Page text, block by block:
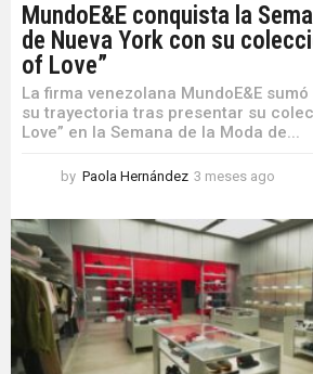
MundoE&E conquista la
de Nueva York con su
of Love”
La firma venezolana MundoE&E
su trayectoria tras presentar su
Love” en la Semana de la Moda de...
by Paola Hernández 3 meses ago
e
s
e
s
a
g
o